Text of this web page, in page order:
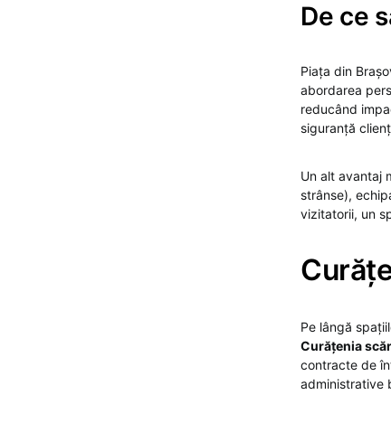
De ce
Piața din
abordarea
reducând
siguranță
Un alt avantaj
strânse),
vizitatorii, un
Pe lângă
Curățenia
contracte de
administrative